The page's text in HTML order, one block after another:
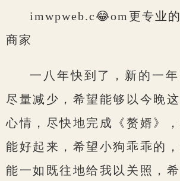
imwpweb.c😂om更专业
商家
一八年快到了，新的一
尽量减少，希望能够以今晚
心情，尽快地完成《赘婿》
能好起来，希望小狗乖乖的
能一如既往地给我以关照，